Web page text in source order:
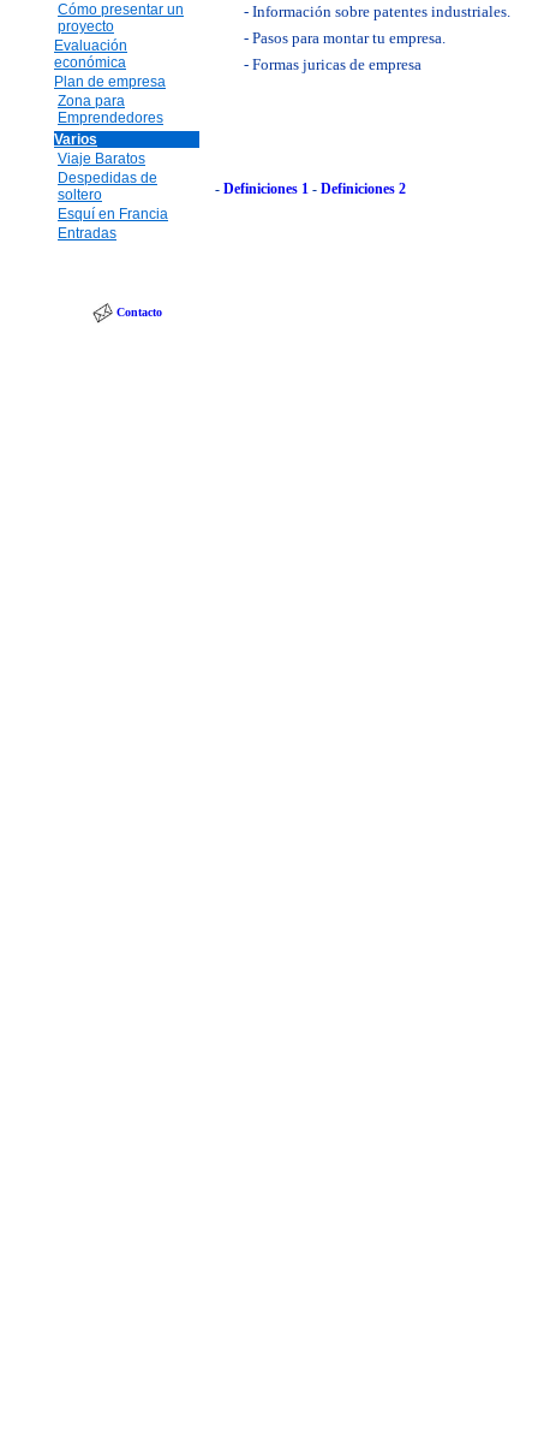
Cómo presentar un
proyecto
Evaluación
económica
Plan de empresa
Zona para
Emprendedores
Varios
Viaje Baratos
Despedidas de
soltero
Esquí en Francia
Entradas
Contacto
- Información sobre patentes industriales.
- Pasos para montar tu empresa.
- Formas juricas de empresa
- Definiciones 1 - Definiciones 2